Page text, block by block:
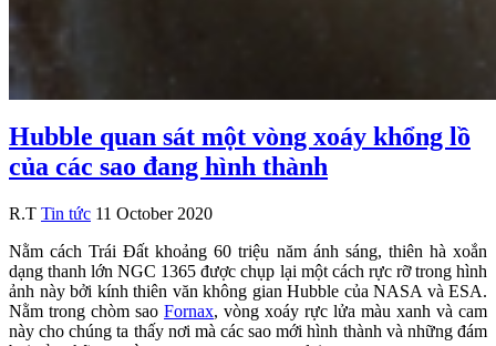
Hubble quan sát một vòng xoáy khổng lồ
của các sao đang hình thành
R.T Tin tức 11 October 2020
Nằm cách Trái Đất khoảng 60 triệu năm ánh sáng, thiên hà xoắn
dạng thanh lớn NGC 1365 được chụp lại một cách rực rỡ trong hình
ảnh này bởi kính thiên văn không gian Hubble của NASA và ESA.
Nằm trong chòm sao Fornax, vòng xoáy rực lửa màu xanh và cam
này cho chúng ta thấy nơi mà các sao mới hình thành và những đám